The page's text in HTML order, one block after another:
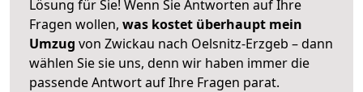
Lösung für Sie! Wenn Sie Antworten auf Ihre
Fragen wollen, was kostet überhaupt mein
Umzug von Zwickau nach Oelsnitz-Erzgeb – dann
wählen Sie sie uns, denn wir haben immer die
passende Antwort auf Ihre Fragen parat.